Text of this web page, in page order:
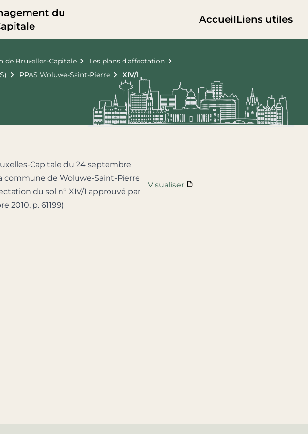
du
AccueilLiens utiles
de Bruxelles-Capitale
Les plans d'affectation
PPAS Woluwe-Saint-Pierre XIV/1
Capitale du 24 septembre
commune de Woluwe-Saint-Pierre
du sol n° XIV/1 approuvé par
2010, p. 61199)
Visualiser